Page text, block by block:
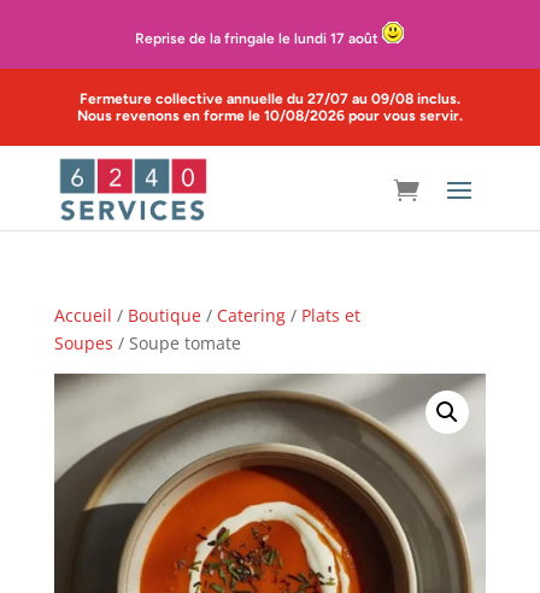
Reprise de la fringale le lundi 17 août
Fermeture collective annuelle du 27/07 au 09/08 inclus.
Nous revenons en forme le 10/08/2026 pour vous servir.
Accueil / Boutique/ Catering/ Plats et
Soupes / Soupe tomate